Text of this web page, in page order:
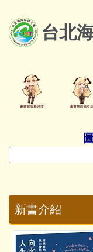
到
主
台北
新書介紹